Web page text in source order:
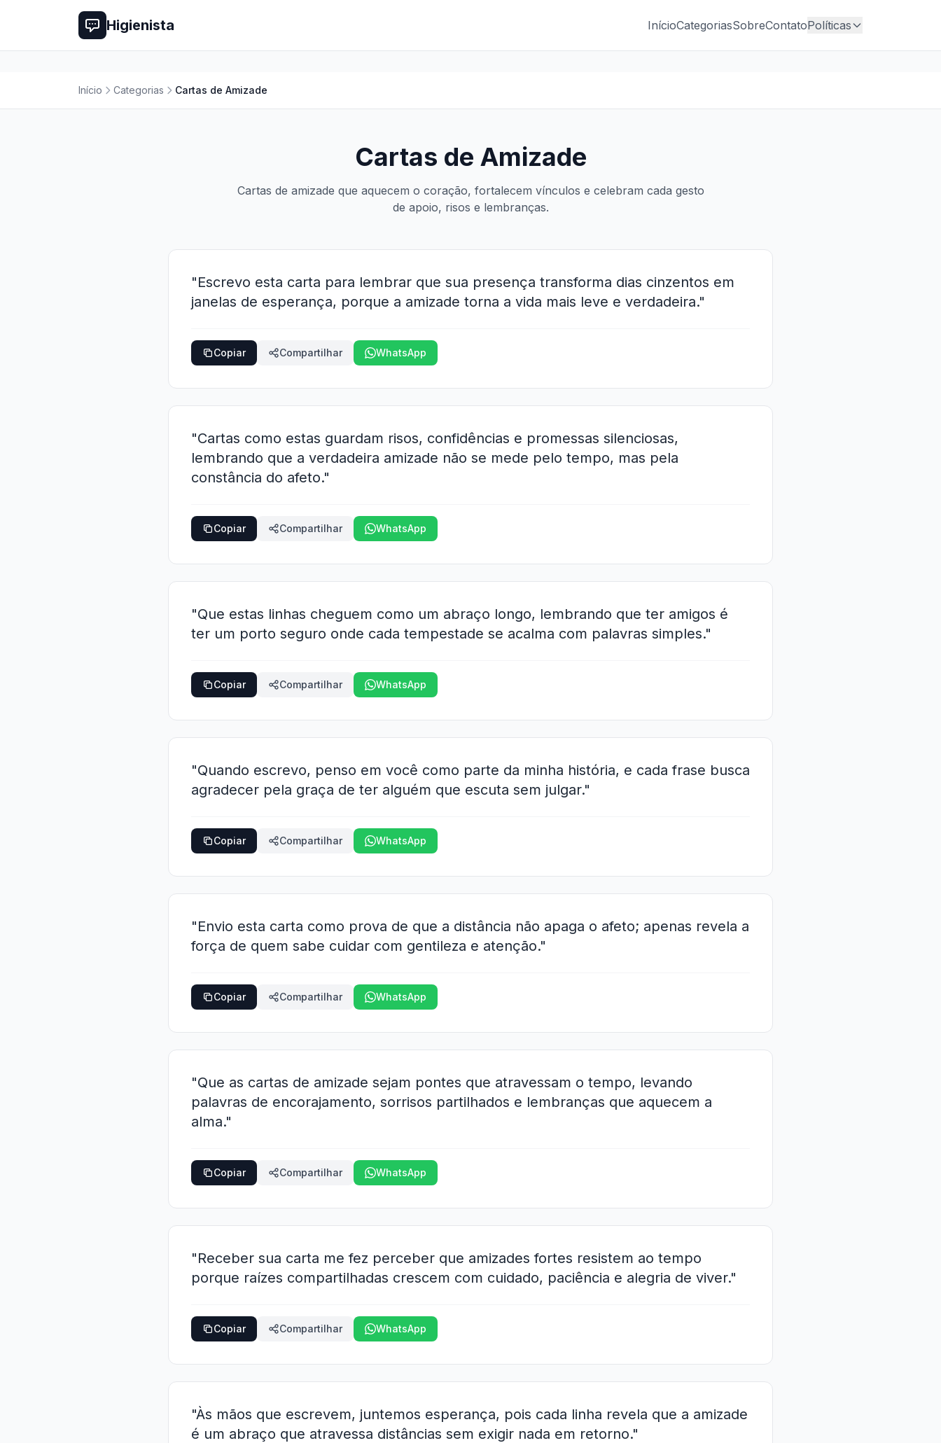
Higienista InícioCategoriasSobreContatoPolíticas
Início Categorias Cartas de Amizade
Cartas de Amizade
Cartas de amizade que aquecem o coração, fortalecem vínculos e celebram cada gesto
de apoio, risos e lembranças.
"Escrevo esta carta para lembrar que sua presença transforma dias cinzentos em
janelas de esperança, porque a amizade torna a vida mais leve e verdadeira."
Copiar Compartilhar WhatsApp
"Cartas como estas guardam risos, confidências e promessas silenciosas,
lembrando que a verdadeira amizade não se mede pelo tempo, mas pela
constância do afeto."
Copiar Compartilhar WhatsApp
"Que estas linhas cheguem como um abraço longo, lembrando que ter amigos é
ter um porto seguro onde cada tempestade se acalma com palavras simples."
Copiar Compartilhar WhatsApp
"Quando escrevo, penso em você como parte da minha história, e cada frase busca
agradecer pela graça de ter alguém que escuta sem julgar."
Copiar Compartilhar WhatsApp
"Envio esta carta como prova de que a distância não apaga o afeto; apenas revela a
força de quem sabe cuidar com gentileza e atenção."
Copiar Compartilhar WhatsApp
"Que as cartas de amizade sejam pontes que atravessam o tempo, levando
palavras de encorajamento, sorrisos partilhados e lembranças que aquecem a
alma."
Copiar Compartilhar WhatsApp
"Receber sua carta me fez perceber que amizades fortes resistem ao tempo
porque raízes compartilhadas crescem com cuidado, paciência e alegria de viver."
Copiar Compartilhar WhatsApp
"Às mãos que escrevem, juntemos esperança, pois cada linha revela que a amizade
é um abraço que atravessa distâncias sem exigir nada em retorno."